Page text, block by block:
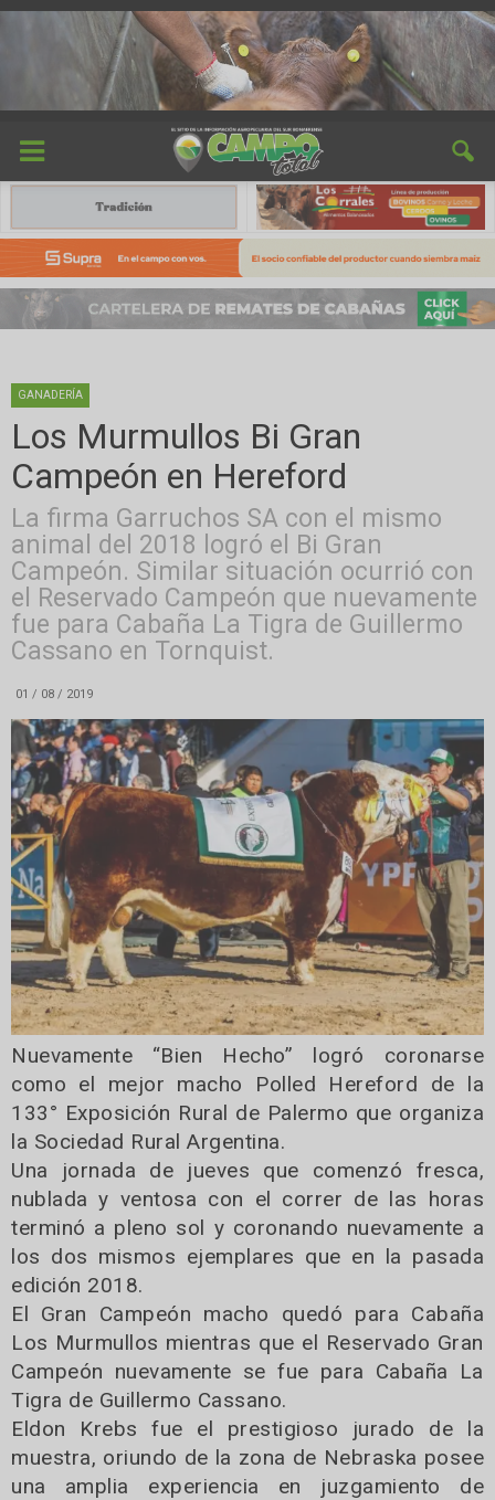
GANADERÍA
Los Murmullos Bi Gran
Campeón en Hereford
La firma Garruchos SA con el mismo
animal del 2018 logró el Bi Gran
Campeón. Similar situación ocurrió con
el Reservado Campeón que nuevamente
fue para Cabaña La Tigra de Guillermo
Cassano en Tornquist.
01 / 08 / 2019
Nuevamente “Bien Hecho” logró coronarse
como el mejor macho Polled Hereford de la
133° Exposición Rural de Palermo que organiza
la Sociedad Rural Argentina.
Una jornada de jueves que comenzó fresca,
nublada y ventosa con el correr de las horas
terminó a pleno sol y coronando nuevamente a
los dos mismos ejemplares que en la pasada
edición 2018.
El Gran Campeón macho quedó para Cabaña
Los Murmullos mientras que el Reservado Gran
Campeón nuevamente se fue para Cabaña La
Tigra de Guillermo Cassano.
Eldon Krebs fue el prestigioso jurado de la
muestra, oriundo de la zona de Nebraska posee
una amplia experiencia en juzgamiento de